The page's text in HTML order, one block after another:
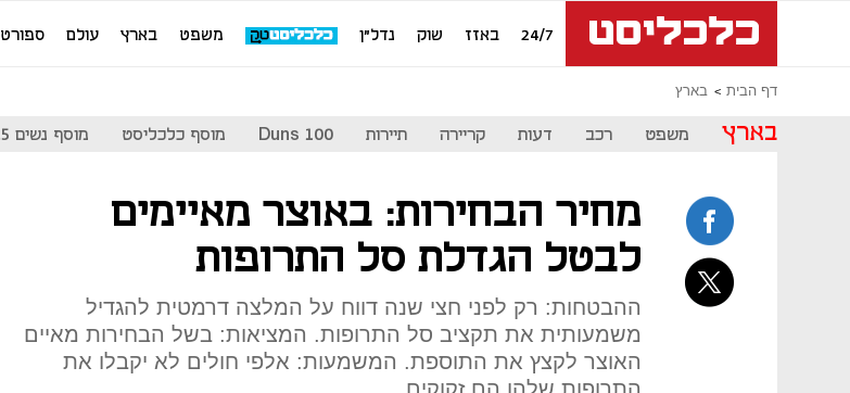
24/7 באזז שוק נדל"ן משפט בארץ עולם ספורט
דף הבית בארץ
בארץ משפט רכב דעות קריירה תיירות Duns 100 מוסף כלכליסט מוסף נשים 2025
מחיר הבחירות: באוצר מאיימים
לבטל הגדלת סל התרופות
ההבטחות: רק לפני חצי שנה דווח על המלצה דרמטית להגדיל
משמעותית את תקציב סל התרופות. המציאות: בשל הבחירות מאיים
האוצר לקצץ את התוספת. המשמעות: אלפי חולים לא יקבלו את